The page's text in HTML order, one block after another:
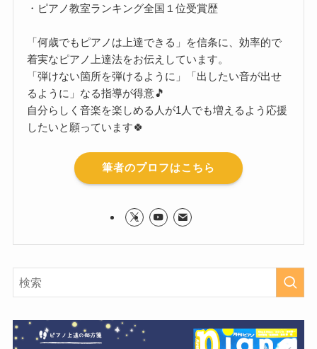
・ピアノ教室ランキング全国１位受賞歴
「何歳でもピアノは上達できる」を信条に、効率的で
着実なピアノ上達法をお伝えしています。
「弾けない箇所を弾けるように」「出したい音が出せ
るように」なる指導が得意🎵
自分らしく音楽を楽しめる人が1人でも増えるよう応援
したいと願っています🍀
筆者のプロフはこちら